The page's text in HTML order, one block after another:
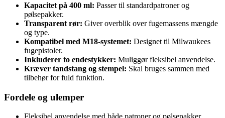
Kapacitet på 400 ml: Passer til standardpatroner og
pølsepakker.
Transparent rør: Giver overblik over fugemassens mængde
og type.
Kompatibel med M18-systemet: Designet til Milwaukees
fugepistoler.
Inkluderer to endestykker: Muliggør fleksibel anvendelse.
Kræver tandstang og stempel: Skal bruges sammen med
tilbehør for fuld funktion.
Fordele og ulemper